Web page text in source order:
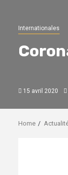
Internationales
15 avril 2020
Home